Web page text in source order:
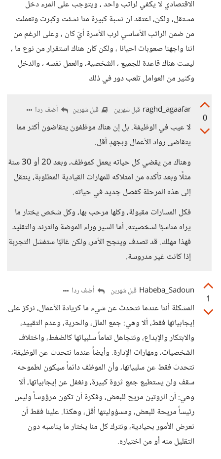
الاقتصادي لا يكفي لراتب واحد ، ويتوجب على المرء دخل
مستقل، ولكن، اعتقد ان نسبة كبيرة منا نشئت وكبرت وتعملت
من ضمن الراتب الأساسي لرب الأسرة أيّ كان ، وعلى الرغم من
اننا واجهنا صعوبات احيانا ، ولكن كان هناك استقرار من نوع ما ،
ليست هناك قاعدة للجميع ، الشخصية، والعمل نفسه ، والدخل
وكثير من العوامل تلعب دور في ذلك
0
raghd_agaafar قبل شهرين قبل شهرين أضف ردا
لا عيب في الوظيفة. بل إن هناك موظفون يتقاضون أكثر مما
يتقاضى رواد الأعمال وبجهدٍ أقل.
وهناك من يقضي كل حياته يعمل كموظف، وبعد 20 أو 30 سنة
مثلًا وبعد تأكده من امتلاكه للمهارات القيادية المطلوبة، ينتقل
إلى هذه المرحلة كفصل جديد في حياته.
فكل المسارات مقبولة، وكلها مرحب بها، وكل شخص يختار ما
يراه مناسبًا لشخصيته. أما السير وراء الموضة والترند والتقليد
فهذا مهلك. قد تصدف وينجح الأمر، ولكن غالبًا ستفشل التجربة
إذا كانت غير مدروسة.
1
Habeba_Sadoun قبل شهرين أضف ردا
المشكلة أننا عندما نتحدث عن شيء ما كريادة الأعمال، نركز على
إيجابياتها فقط، ألا وهي: جمع المال، والحرية، وعدم التقييد،
والابتكار والإبداع، ونتجاهل تماماً سلبياتها كالضغط، واختلاف
الشخصيات، ومهارات الإدارة. وأيضاً عندما نتحدث عن الوظيفة،
نتحدث فقط عن سلبياتها، وأن الموظف دائماً سيكون لطموحه
سقف ولن يستطيع جمع ثروة كبيرة، ونغفل عن إيجابياتها، ألا
وهي: أن الروتين مريح للبعض، وفكرة أن تكون مرؤوساً وليس
رئيساً مريحة للبعض، ومسؤوليتها أقل، وهكذا. علينا فقط أن
نعرض الأمور بحيادية، ونترك كل منا يختار ما يناسبه دون
التقليل منه أو من اختياره.